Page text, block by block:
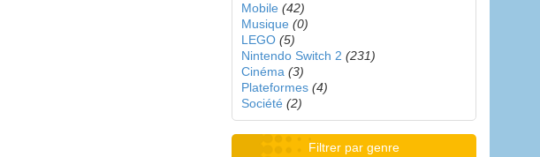
Mobile (42)
Musique (0)
LEGO (5)
Nintendo Switch 2 (231)
Cinéma (3)
Plateformes (4)
Société (2)
Filtrer par genre